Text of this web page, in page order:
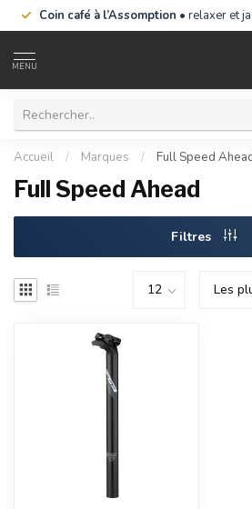
Coin café à l’Assomption • relaxer et
MENU
Accueil / Marques / Full Speed
Full Speed Ahead
Filtres